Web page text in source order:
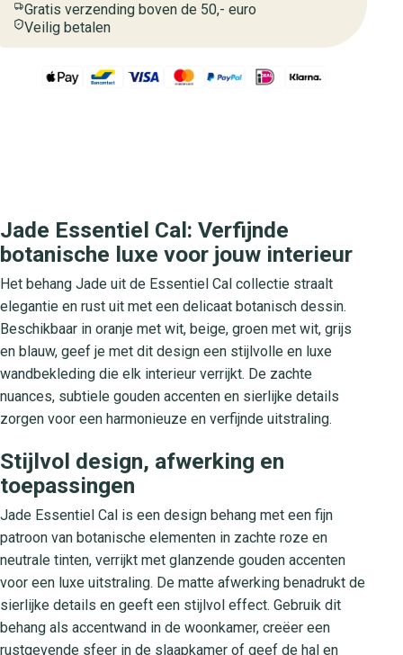
Gratis verzending boven de 50,- euro
Veilig betalen
Jade Essentiel Cal: Verfijnde
botanische luxe voor jouw interieur
Het behang Jade uit de Essentiel Cal collectie straalt
elegantie en rust uit met een delicaat botanisch dessin.
Beschikbaar in oranje met wit, beige, groen met wit, grijs
en blauw, geef je met dit design een stijlvolle en luxe
wandbekleding die elk interieur verrijkt. De zachte
nuances, subtiele gouden accenten en sierlijke details
zorgen voor een harmonieuze en verfijnde uitstraling.
Stijlvol design, afwerking en
toepassingen
Jade Essentiel Cal is een design behang met een fijn
patroon van botanische elementen in zachte roze en
neutrale tinten, verrijkt met glanzende gouden accenten
voor een luxe uitstraling. De matte afwerking benadrukt de
sierlijke details en geeft een stijlvol effect. Gebruik dit
behang als accentwand in de woonkamer, creëer een
rustgevende sfeer in de slaapkamer of geef de hal en